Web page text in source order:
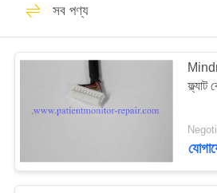
পণ্য
সম্বন্ধে
রোগীর মনিটর
সব পণ্য
ফ্ল্যাট